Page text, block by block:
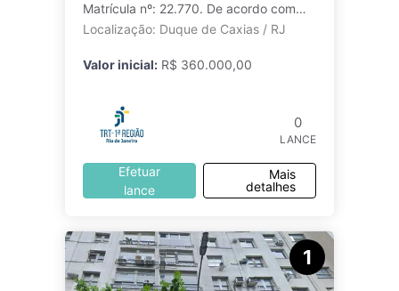
Matrícula nº: 22.770. De acordo com
laudo de avaliação: Descrição A
Localização: Duque de Caxias / RJ
Valor inicial: R$ 360.000,00
0
LANCE
Efetuar
lance
Mais
detalhes
1